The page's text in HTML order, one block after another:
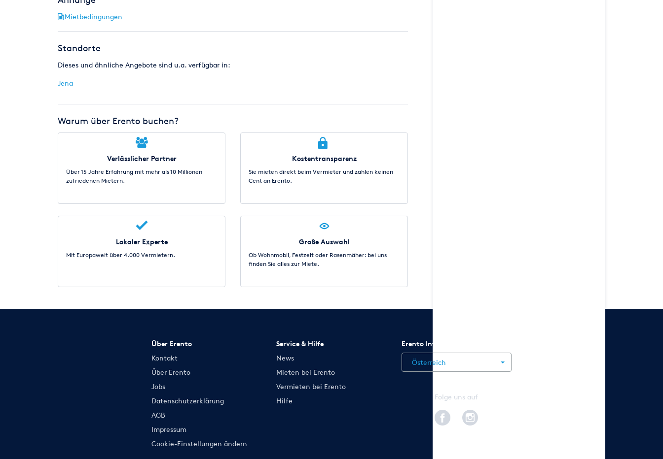
Mietbedingungen
Standorte
Dieses und ähnliche Angebote sind u.a. verfügbar in:
Jena
Warum über Erento buchen?
Verlässlicher Partner
Über 15 Jahre Erfahrung mit mehr als 10 Millionen
zufriedenen Mietern.
Lokaler Experte
Mit Europaweit über 4.000 Vermietern.
Kostentransparenz
Sie mieten direkt beim Vermieter und zahlen keinen
Cent an Erento.
Große Auswahl
Ob Wohnmobil, Festzelt oder Rasenmäher: bei uns
finden Sie alles zur Miete.
Über Erento
Kontakt
Über Erento
Jobs
Datenschutzerklärung
AGB
Impressum
Cookie-Einstellungen ändern
Service & Hilfe
News
Mieten bei Erento
Vermieten bei Erento
Hilfe
Erento International
Österreich
Folge uns auf